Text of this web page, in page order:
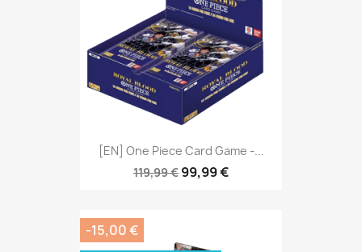
[EN] One Piece Card Game -...
119,99 € 99,99 €
-15,00 €